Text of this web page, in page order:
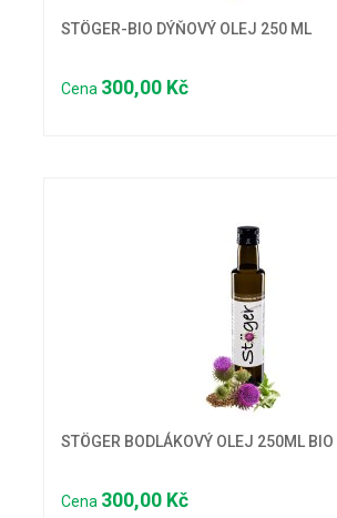
STÖGER-BIO DÝŇOVÝ OLEJ 250 ML
Cena 300,00 Kč
STÖGER BODLÁKOVÝ OLEJ 250ML BIO
Cena 300,00 Kč